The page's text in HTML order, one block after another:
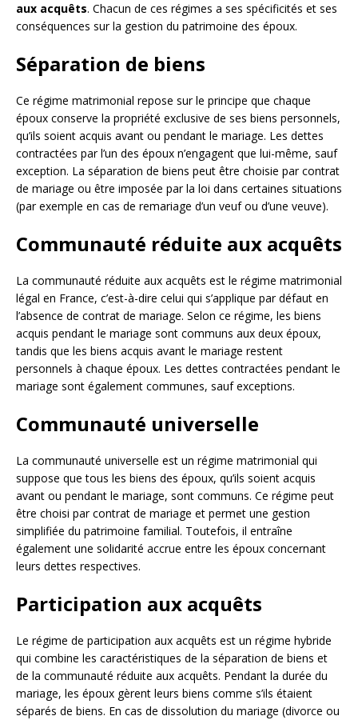
aux acquêts. Chacun de ces régimes a ses spécificités et ses
conséquences sur la gestion du patrimoine des époux.
Séparation de biens
Ce régime matrimonial repose sur le principe que chaque
époux conserve la propriété exclusive de ses biens personnels,
qu’ils soient acquis avant ou pendant le mariage. Les dettes
contractées par l’un des époux n’engagent que lui-même, sauf
exception. La séparation de biens peut être choisie par contrat
de mariage ou être imposée par la loi dans certaines situations
(par exemple en cas de remariage d’un veuf ou d’une veuve).
Communauté réduite aux acquêts
La communauté réduite aux acquêts est le régime matrimonial
légal en France, c’est-à-dire celui qui s’applique par défaut en
l’absence de contrat de mariage. Selon ce régime, les biens
acquis pendant le mariage sont communs aux deux époux,
tandis que les biens acquis avant le mariage restent
personnels à chaque époux. Les dettes contractées pendant le
mariage sont également communes, sauf exceptions.
Communauté universelle
La communauté universelle est un régime matrimonial qui
suppose que tous les biens des époux, qu’ils soient acquis
avant ou pendant le mariage, sont communs. Ce régime peut
être choisi par contrat de mariage et permet une gestion
simplifiée du patrimoine familial. Toutefois, il entraîne
également une solidarité accrue entre les époux concernant
leurs dettes respectives.
Participation aux acquêts
Le régime de participation aux acquêts est un régime hybride
qui combine les caractéristiques de la séparation de biens et
de la communauté réduite aux acquêts. Pendant la durée du
mariage, les époux gèrent leurs biens comme s’ils étaient
séparés de biens. En cas de dissolution du mariage (divorce ou